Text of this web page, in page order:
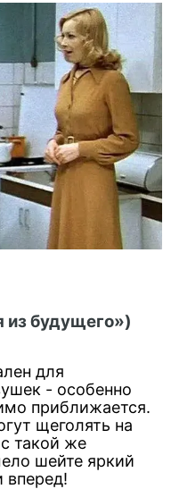
из будущего»)
для
- особенно
приближается.
щеголять на
такой же
шейте яркий
вперед!